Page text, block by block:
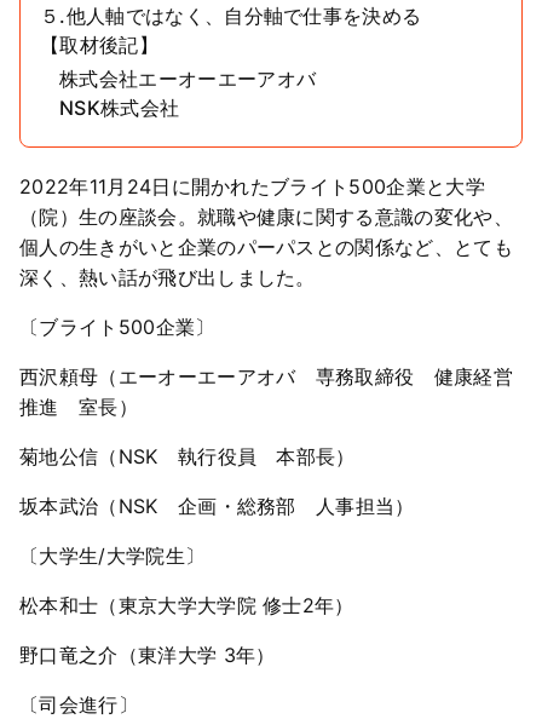
５.他人軸ではなく、自分軸で仕事を決める
【取材後記】
株式会社エーオーエーアオバ
NSK株式会社
2022年11月24日に開かれたブライト500企業と大学
（院）生の座談会。就職や健康に関する意識の変化や、
個人の生きがいと企業のパーパスとの関係など、とても
深く、熱い話が飛び出しました。
〔ブライト500企業〕
西沢頼母（エーオーエーアオバ 専務取締役 健康経営
推進 室長）
菊地公信（NSK 執行役員 本部長）
坂本武治（NSK 企画・総務部 人事担当）
〔大学生/大学院生〕
松本和士（東京大学大学院 修士2年）
野口竜之介（東洋大学 3年）
〔司会進行〕